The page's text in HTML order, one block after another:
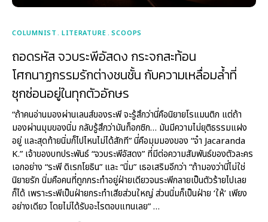
COLUMNIST LITERATURE SCOOPS
ถอดรหัส จวบระพีอัสดง กระจกสะท้อน
โศกนาฏกรรมรักต่างชนชั้น กับความเหลื่อมล้ำที่
ซุกซ่อนอยู่ในทุกตัวอักษร
“ถ้าคนอ่านมองผ่านเลนส์ของระพี จะรู้สึกว่านี่คือนิยายโรแมนติก แต่ถ้า
มองผ่านมุมของนิ่ม กลับรู้สึกว่ามันท็อกซิก… มันมีความไม่ยุติธรรมแฝง
อยู่ และสุดท้ายนิ่มก็ไปไหนไม่ได้สักที” นี่คือมุมมองของ “จ๋า Jacaranda
K.” เจ้าของบทประพันธ์ “จวบระพีอัสดง” ที่มีต่อความสัมพันธ์ของตัวละคร
เอกอย่าง “ระพี ดิเรกโยธิน” และ “นิ่ม” เธอเสริมอีกว่า “ถ้ามองว่านี่ไม่ใช่
นิยายรัก นิ่มคือคนที่ถูกกระทำอยู่ฝ่ายเดียวจนระพีกลายเป็นตัวร้ายไปเลย
ก็ได้ เพราะระพีเป็นฝ่ายกระทำเสียส่วนใหญ่ ส่วนนิ่มก็เป็นฝ่าย ‘ให้’ เพียง
อย่างเดียว โดยไม่ได้รับอะไรตอบแทนเลย” …